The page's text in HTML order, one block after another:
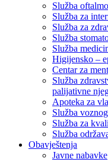
Služba
Služba za
Služba za
Služba
Služba
Higijensko –
Centar za
Služba
palijativne
Apoteka za
Služba
Služba za
Služba
Obavještenja
Javne nabavke